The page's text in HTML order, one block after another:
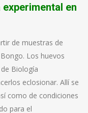
en
de muestras de
Los huevos
Biología
eclosionar. Allí se
como de condiciones
para el